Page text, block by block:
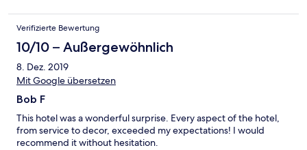
Verifizierte Bewertung
10/10 – Außergewöhnlich
8. Dez. 2019
Mit Google übersetzen
Bob F
This hotel was a wonderful surprise. Every aspect of the hotel,
from service to decor, exceeded my expectations! I would
recommend it without hesitation.